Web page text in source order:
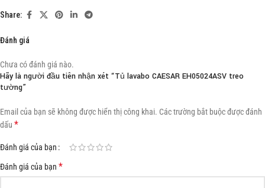
Share:
Đánh giá
Chưa có đánh giá nào.
Hãy là người đầu tiên nhận xét “Tủ lavabo CAESAR EH05024ASV treo
tường”
Email của bạn sẽ không được hiển thị công khai. Các trường bắt buộc được đánh
dấu *
Đánh giá của bạn
Đánh giá của bạn *